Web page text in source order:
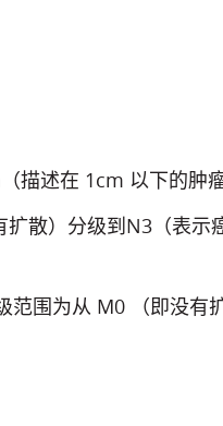
述在 1cm 以下的肿
散）分级到N3（表
围为从 M0 （即没